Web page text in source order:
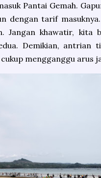
Pantai Gemah.
dengan tarif
Jangan khawatir, kita
Demikian, antrian
mengganggu arus